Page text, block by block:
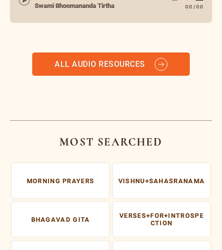
Swami Bhoomananda Tirtha 0:0 /0:0
ALL AUDIO RESOURCES
MOST SEARCHED
MORNING PRAYERS VISHNU+SAHASRANAMA
BHAGAVAD GITA
VERSES+FOR+INTROSPE
CTION